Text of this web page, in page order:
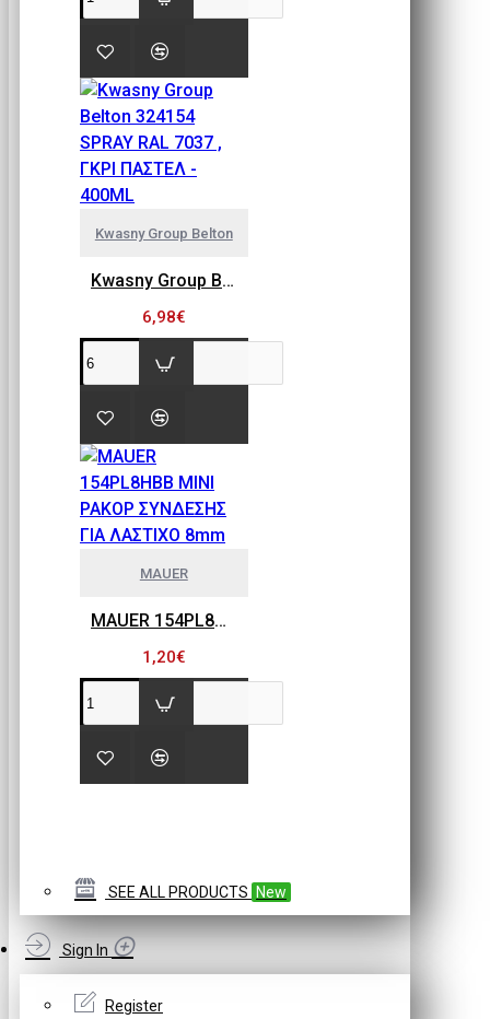
Kwasny Group Belton
Kwasny Group Belton 324154 SPRAY RAL 7037 , ΓΚΡΙ ΠΑΣΤΕΛ - 400ML
6,98€
MAUER
MAUER 154PL8HBB ΜΙΝΙ ΡΑΚΟΡ ΣΥΝΔΕΣΗΣ ΓΙΑ ΛΑΣΤΙΧΟ 8mm
1,20€
SEE ALL PRODUCTS New
Sign In
Register